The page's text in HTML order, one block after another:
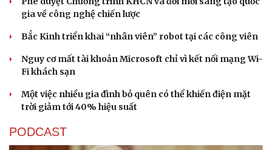
gia về công nghệ chiến lược
Bắc Kinh triển khai “nhân viên” robot tại các công viên
Nguy cơ mất tài khoản Microsoft chỉ vì kết nối mạng Wi-
Fi khách sạn
Một việc nhiều gia đình bỏ quên có thể khiến điện mặt
trời giảm tới 40% hiệu suất
PODCAST